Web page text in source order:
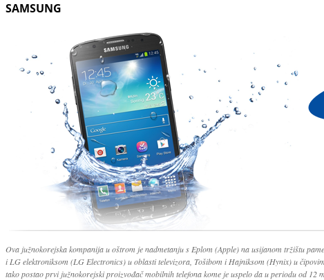
SAMSUNG
Ova južnokorejska kompanija u oštrom je nadmetanju s Eplom (Apple) na usijanom tržištu
i LG elektroniksom (LG Electronics) u oblasti televizora, Tošibom i Hajniksom (Hynix) u
tako postao prvi južnokorejski proizvođač mobilnih telefona kome je uspelo da u periodu od 12